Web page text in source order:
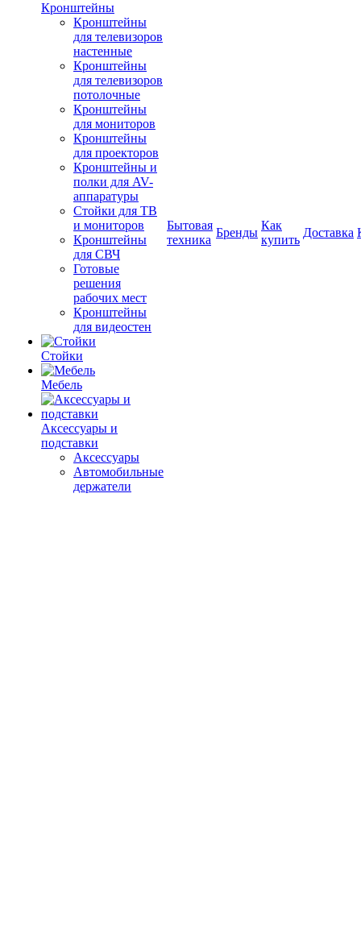
Кронштейны
Кронштейны
для телевизоров
настенные
Кронштейны
для телевизоров
потолочные
Кронштейны
для мониторов
Кронштейны
для проекторов
Кронштейны и
полки для AV-
аппаратуры
Стойки для ТВ
и мониторов
Кронштейны
для СВЧ
Готовые
решения
рабочих мест
Кронштейны
для видеостен
Стойки
Мебель
Аксессуары и
подставки
Аксессуары
Автомобильные
держатели
Бытовая
техника
Бренды
Как
купить
Доставка